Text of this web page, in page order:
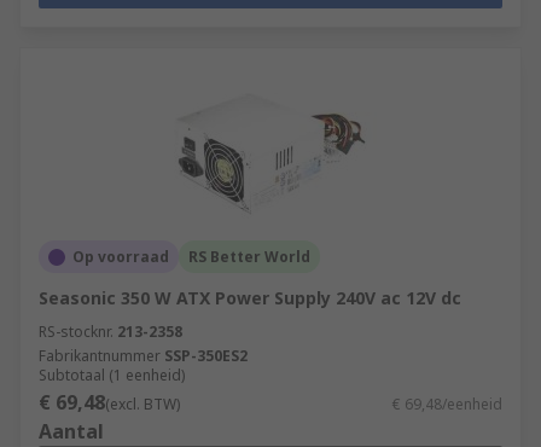
Op voorraad RS Better World
Seasonic 350 W ATX Power Supply 240V ac 12V dc
RS-stocknr. 213-2358
Fabrikantnummer SSP-350ES2
Subtotaal (1 eenheid)
€ 69,48(excl. BTW) € 69,48/eenheid
Aantal